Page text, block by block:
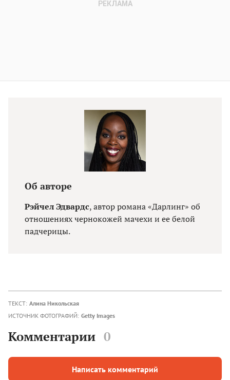
Об авторе
Рэйчел Эдвардс, автор романа «Дарлинг» об
отношениях чернокожей мачехи и ее белой
падчерицы.
ТЕКСТ: Алина Никольская
ИСТОЧНИК ФОТОГРАФИЙ: Getty Images
Комментарии 0
Написать комментарий